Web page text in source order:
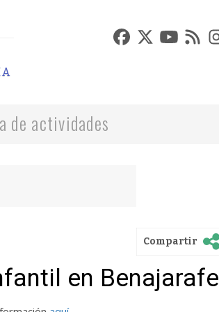
de actividades
Compartir
en Benajarafe